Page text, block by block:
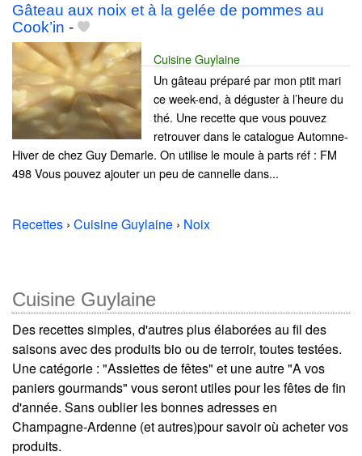
Gâteau aux noix et à la gelée de pommes au
Cook’in -
Cuisine Guylaine
Un gâteau préparé par mon ptit mari
ce week-end, à déguster à l’heure du
thé. Une recette que vous pouvez
retrouver dans le catalogue Automne-
Hiver de chez Guy Demarle. On utilise le moule à parts réf : FM
498 Vous pouvez ajouter un peu de cannelle dans...
Recettes › Cuisine Guylaine › Noix
Cuisine Guylaine
Des recettes simples, d'autres plus élaborées au fil des
saisons avec des produits bio ou de terroir, toutes testées.
Une catégorie : "Assiettes de fêtes" et une autre "A vos
paniers gourmands" vous seront utiles pour les fêtes de fin
d'année. Sans oublier les bonnes adresses en
Champagne-Ardenne (et autres)pour savoir où acheter vos
produits.